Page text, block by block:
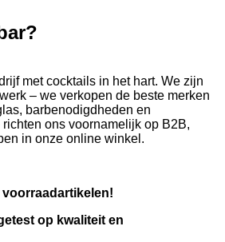
met cocktails in het hart. We zijn
– we verkopen de beste merken
barbenodigdheden en
ons voornamelijk op B2B,
in onze online winkel.
op kwaliteit en